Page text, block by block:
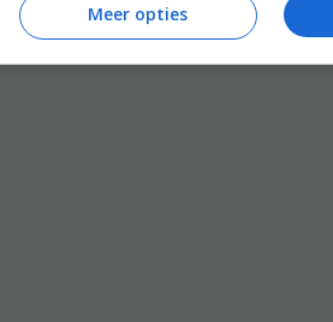
Meer opties